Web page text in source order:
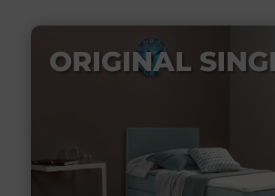
ORIGINAL